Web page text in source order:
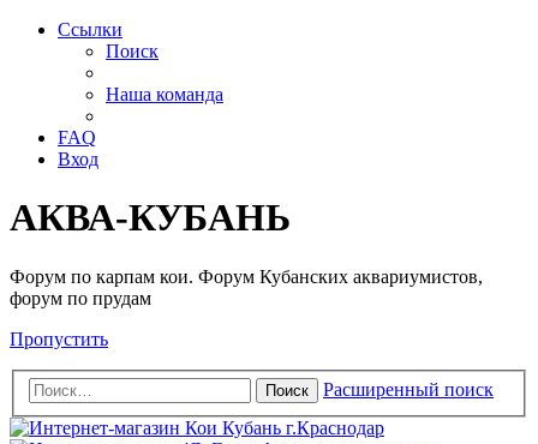
Ссылки
Поиск
Наша команда
FAQ
Вход
АКВА-КУБАНЬ
Форум по карпам кои. Форум Кубанских аквариумистов,
форум по прудам
Пропустить
Поиск Расширенный поиск